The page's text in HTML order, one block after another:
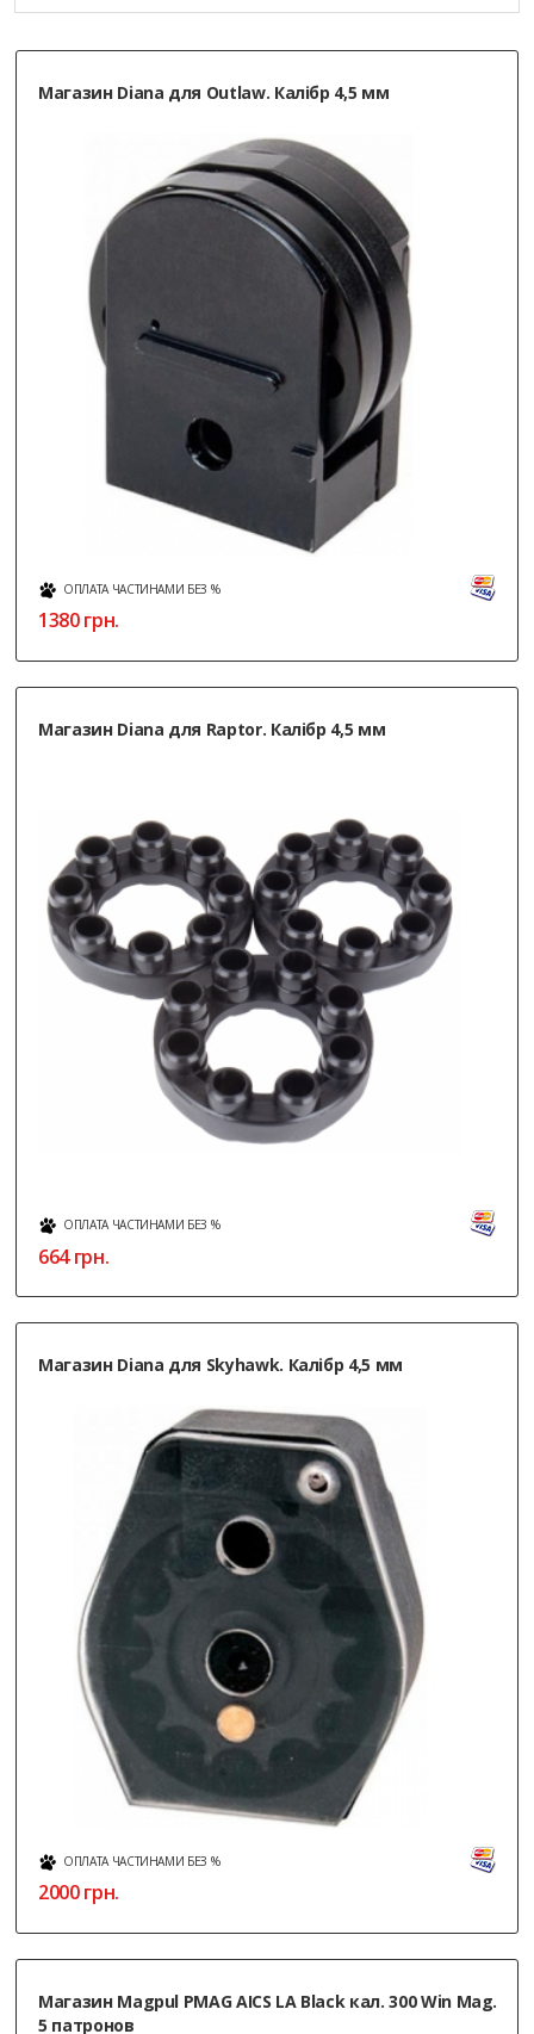
Магазин Diana для Outlaw. Калібр 4,5 мм
ОПЛАТА ЧАСТИНАМИ БЕЗ %
1380грн.
Магазин Diana для Raptor. Калібр 4,5 мм
ОПЛАТА ЧАСТИНАМИ БЕЗ %
664грн.
Магазин Diana для Skyhawk. Калібр 4,5 мм
ОПЛАТА ЧАСТИНАМИ БЕЗ %
2000грн.
Магазин Magpul PMAG AICS LA Black кал. 300 Win Mag.
5 патронов